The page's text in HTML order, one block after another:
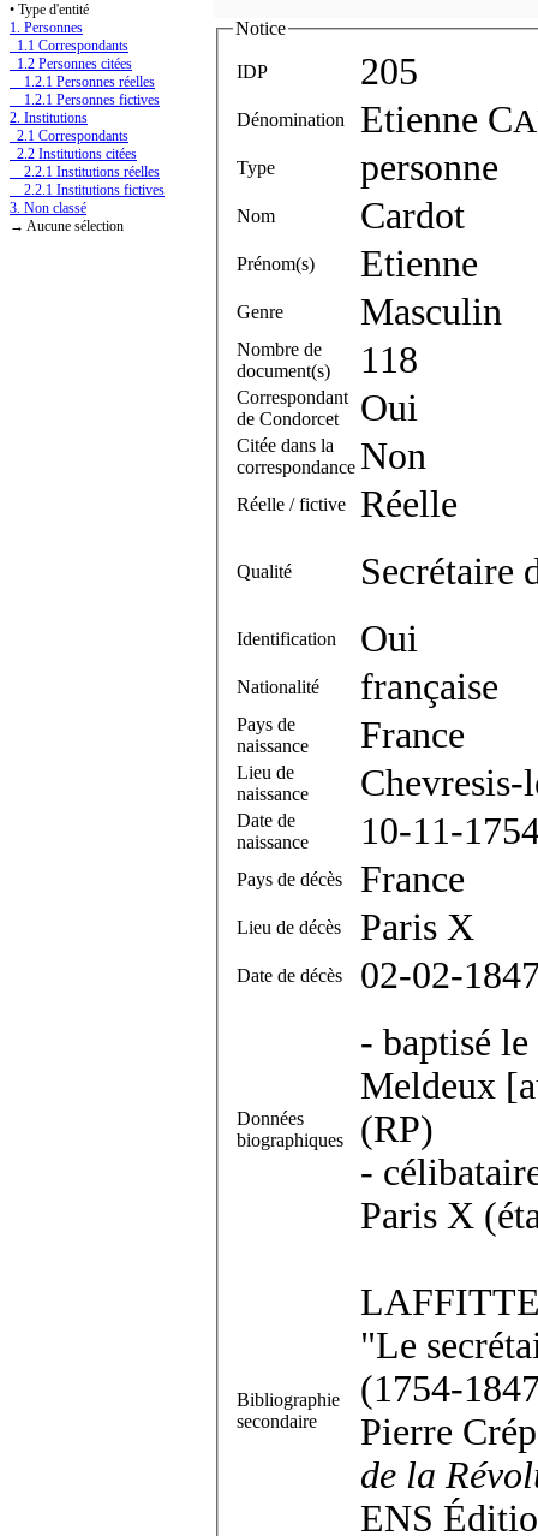
• Type d'entité
1. Personnes
1.1 Correspondants
1.2 Personnes citées
1.2.1 Personnes réelles
1.2.1 Personnes fictives
2. Institutions
2.1 Correspondants
2.2 Institutions citées
2.2.1 Institutions réelles
2.2.1 Institutions fictives
3. Non classé
→ Aucune sélection
Notice
IDP 205
Dénomination Etienne C
Type personne
Nom Cardot
Prénom(s) Etienne
Genre Masculin
Nombre de
document(s)
118
Correspondant
de Condorcet
Oui
Citée dans la
correspondance Non
Réelle / fictive Réelle
Qualité Secrétaire
Identification Oui
Nationalité française
Pays de
naissance
France
Lieu de
naissance
Date de
naissance
10-11-
Pays de décès France
Lieu de décès Paris X
Date de décès 02-02-
Données
biographiques
- baptisé
Meldeux
(RP)
-
Paris X
Bibliographie
secondaire
"Le
(1754-
Pierre
de la
ENS